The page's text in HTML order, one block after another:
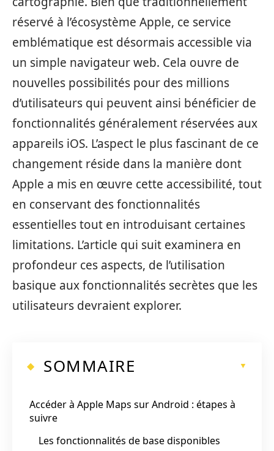
réservé à l’écosystème Apple, ce service
emblématique est désormais accessible via
un simple navigateur web. Cela ouvre de
nouvelles possibilités pour des millions
d’utilisateurs qui peuvent ainsi bénéficier de
fonctionnalités généralement réservées aux
appareils iOS. L’aspect le plus fascinant de ce
changement réside dans la manière dont
Apple a mis en œuvre cette accessibilité, tout
en conservant des fonctionnalités
essentielles tout en introduisant certaines
limitations. L’article qui suit examinera en
profondeur ces aspects, de l’utilisation
basique aux fonctionnalités secrètes que les
utilisateurs devraient explorer.
SOMMAIRE
Accéder à Apple Maps sur Android : étapes à
suivre
Les fonctionnalités de base disponibles